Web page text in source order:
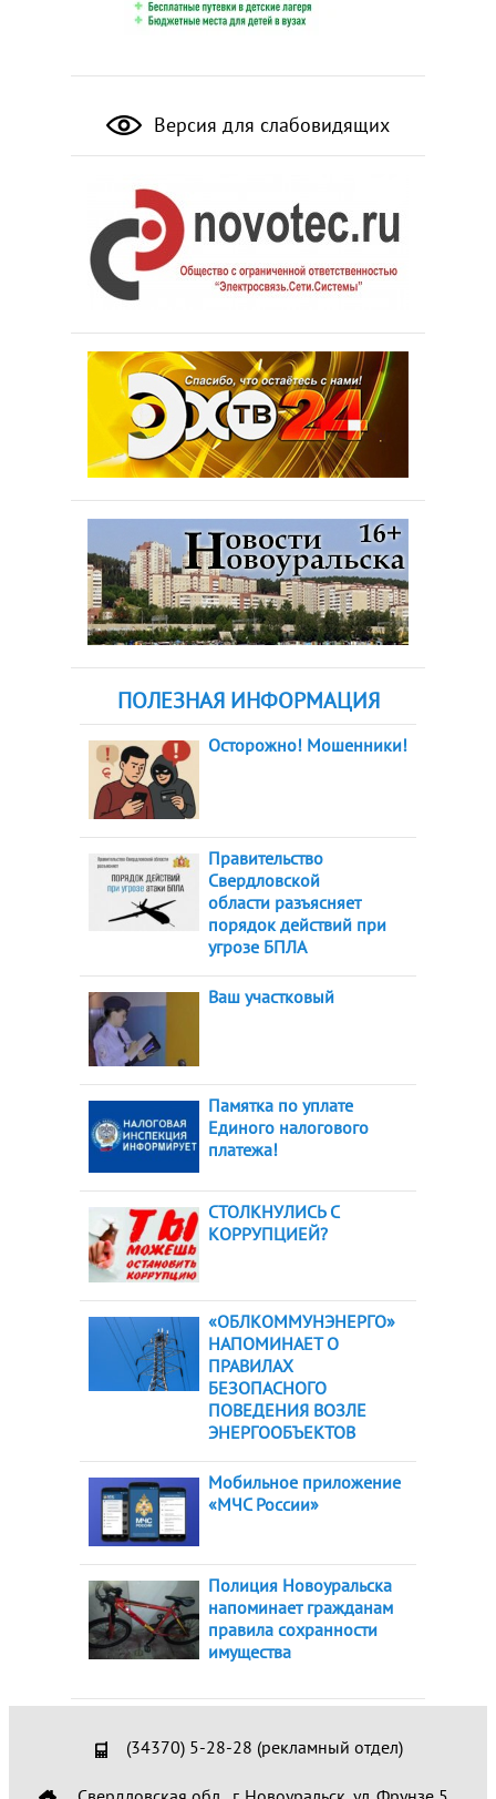
Версия для слабовидящих
ПОЛЕЗНАЯ ИНФОРМАЦИЯ
Осторожно! Мошенники!
Правительство
Свердловской
области разъясняет
порядок действий при
угрозе БПЛА
Ваш участковый
Памятка по уплате
Единого налогового
платежа!
СТОЛКНУЛИСЬ С
КОРРУПЦИЕЙ?
«ОБЛКОММУНЭНЕРГО»
НАПОМИНАЕТ О
ПРАВИЛАХ
БЕЗОПАСНОГО
ПОВЕДЕНИЯ ВОЗЛЕ
ЭНЕРГООБЪЕКТОВ
Мобильное приложение
«МЧС России»
Полиция Новоуральска
напоминает гражданам
правила сохранности
имущества
(34370) 5-28-28 (рекламный отдел)